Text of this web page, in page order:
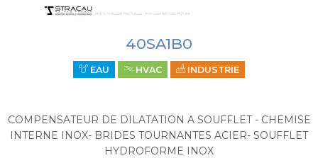
40SA1B0
EAU HVAC INDUSTRIE
COMPENSATEUR DE DILATATION A SOUFFLET - CHEMISE
INTERNE INOX- BRIDES TOURNANTES ACIER- SOUFFLET
HYDROFORME INOX